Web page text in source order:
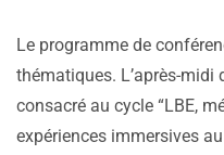
Le programme de
thématiques. L’après-
consacré au cycle “LBE,
expériences immersives